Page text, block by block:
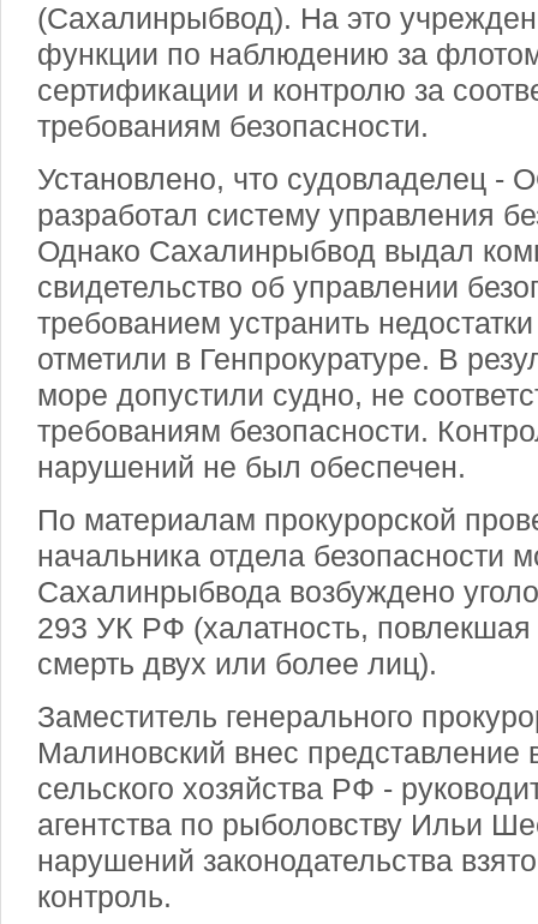
(Сахалинрыбвод). На это
функции по наблюдению за
сертификации и контролю за
требованиям безопасности.
Установлено, что судовладелец -
разработал систему управления
Однако Сахалинрыбвод выдал
свидетельство об управлении
требованием устранить
отметили в Генпрокуратуре. В
море допустили судно, не
требованиям безопасности.
нарушений не был обеспечен.
По материалам прокурорской
начальника отдела безопасности
Сахалинрыбвода возбуждено
293 УК РФ (халатность,
смерть двух или более лиц).
Заместитель генерального
Малиновский внес представление
сельского хозяйства РФ -
агентства по рыболовству Ильи
нарушений законодательства
контроль.